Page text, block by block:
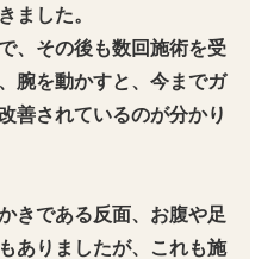
ました。
、その後も数回施術を受
腕を動かすと、今までガ
善されているのが分かり
きである反面、お腹や足
ありましたが、これも施